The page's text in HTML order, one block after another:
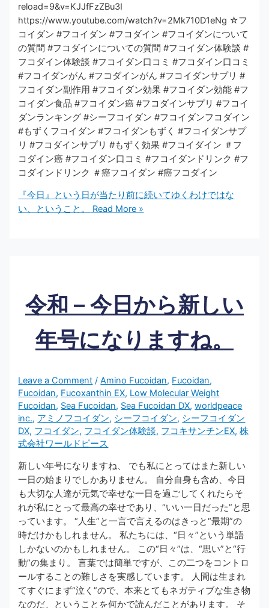
reload=9&v=KJJfFzZBu3I
https://www.youtube.com/watch?v=2Mk710D1eNg ☆フ
コイダン #フコイダン #フコダイン #フコイダンについて
の質問 #フコダインについての質問 #フコイダン体験談 #
フコダイン体験談 #フコイダン口コミ #フコダイン口コミ
#フコイダンがん #フコダインがん #フコイダンサプリ #
フコイダン副作用 #フコイダン効果 #フコイダン効能 #フ
コイダン食品 #フコイダン癌 #フコダインサプリ #フコイ
ダンランキング #シーフコイダン #フコイダンフコダイン
#もずくフコイダン #フコイダンもずく #フコイダンサプ
リ #フコダインサプリ #もずく効果 #フコイダイン ＃フ
コダイン癌 #フコイダン口コミ #フコイダンドリンク #フ
コダインドリンク ＃癌フコイダン #癌フコダイン
『今日』という日が当たり前に続いてゆくわけではな
い、ということ。
Read More »
令和 – 今日から新しい
年号になりますね。
Leave a Comment /Amino Fucoidan, Fucoidan,
Fucoidan, Fucoxanthin EX, Low Molecular Weight
Fucoidan, Sea Fucoidan, Sea Fucoidan DX,worldpeace
inc., アミノフコイダン, シーフコイダン, シーフコイダン
DX, フコイダン, フコイダン体験談, フコキサンチンEX,株
式会社ワールドピース
新しい年号になりますね、 でも私にとってはまた新しい
一日の始まりでしかありません。 自分自身も含め、今日
も大切な人達が元気で幸せな一日を過ごしてくれたらそ
れが私にとって最高の幸せであり、“いい一日だった”と思
っています。 “人生”と一言で言えるのはきっと“最期”の
時だけかもしれません。 私たちには、“日々”という単語
しかないのかもしれません。 この“日々”は、“思い”と“行
動”の集まり。 言葉では簡単ですが、この二つをコントロ
ールすることの難しさを実感しています。 人間は生まれ
てすぐにまず“泣く”ので、本来とてもネガティブな生き物
なのだ、ということを何かで読んだことがあります。 そ